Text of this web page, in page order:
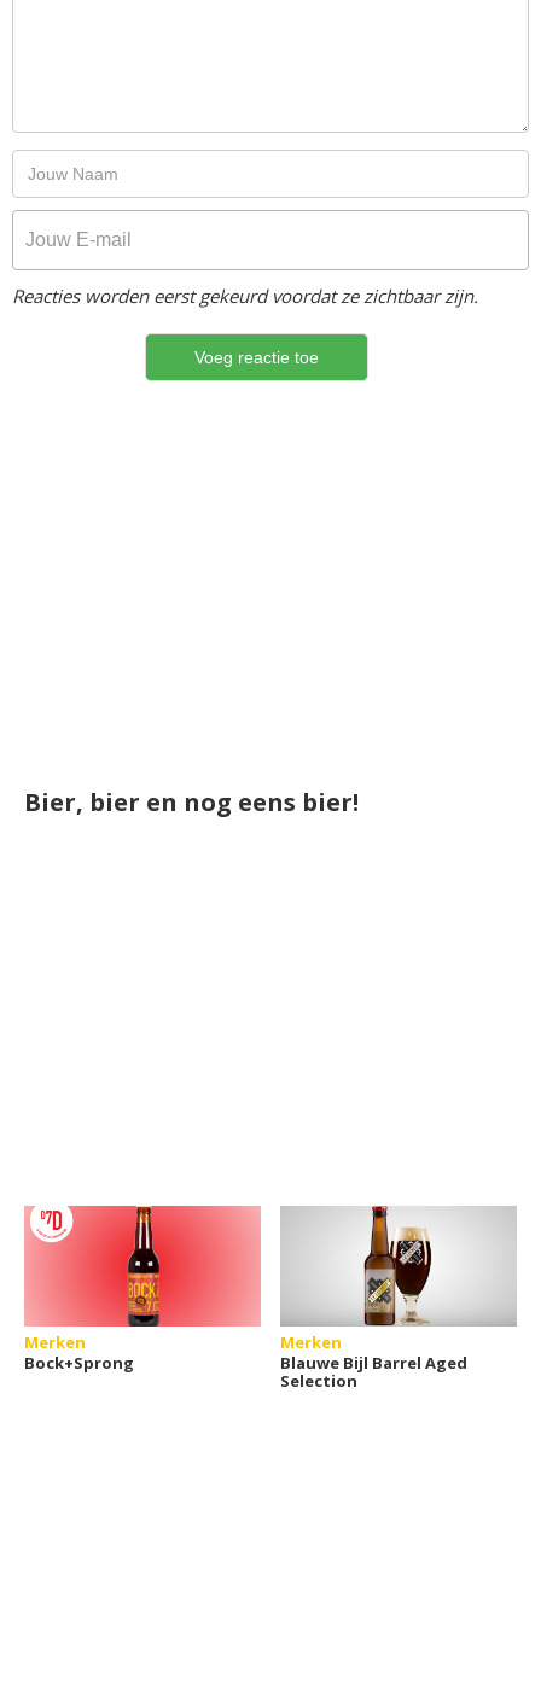
Reacties worden eerst gekeurd voordat ze zichtbaar zijn.
Bier, bier en nog eens bier!
Merken
Bock+Sprong
Merken
Blauwe Bijl Barrel Aged
Selection